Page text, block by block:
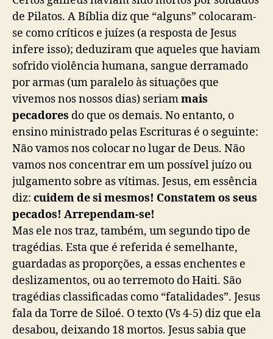
de Pilatos. A Bíblia diz que “alguns” colocaram-
se como críticos e juízes (a resposta de Jesus
infere isso); deduziram que aqueles que haviam
sofrido violência humana, sangue derramado
por armas (um paralelo às situações que
vivemos nos nossos dias) seriammais
pecadores do que os demais. No entanto, o
ensino ministrado pelas Escrituras é o seguinte:
Não vamos nos colocar no lugar de Deus. Não
vamos nos concentrar em um possível juízo ou
julgamento sobre as vítimas. Jesus, em essência
diz: cuidem de si mesmos! Constatem os seus
pecados! Arrependam-se!
Mas ele nos traz, também, um segundo tipo de
tragédias. Esta que é referida é semelhante,
guardadas as proporções, a essas enchentes e
deslizamentos, ou ao terremoto do Haiti. São
tragédias classificadas como “fatalidades”. Jesus
fala da Torre de Siloé. O texto (Vs 4-5) diz que ela
desabou, deixando 18 mortos. Jesus sabia que